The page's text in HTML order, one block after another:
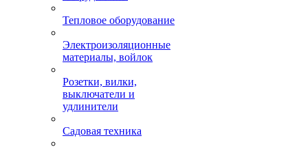
Тепловое оборудование
Электроизоляционные
материалы, войлок
Розетки, вилки,
выключатели и
удлинители
Садовая техника